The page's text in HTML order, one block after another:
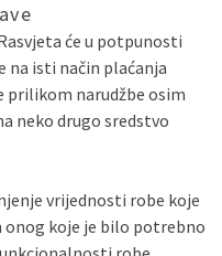
će u potpunosti
na isti način plaćanja
prilikom narudžbe osim
neko drugo sredstvo
vrijednosti robe koje
koje je bilo potrebno